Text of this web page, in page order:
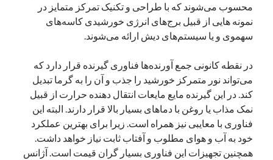
بایگانی‌ها
مارس 2026
فوریه 2026
دسامبر 2025
نوامبر 2025
آگوست 2025
جولای 2025
ژوئن 2025
می 2025
آوریل 2025
محسوب می‌شوند که با طراحی و تکنیک تمرکز متمایز در
نمونه هایی از قبیل برج‌های انرژی خورشیدی کاسه‌های
سهموی و یا سیستم‌های دیش ارائه می‌شوند.
در نقطه کانونی جمع آورنده‌ها فناوری گیرنده قرار دارد که
می‌تواند نور متمرکز خورشید را جذب و آن را به گرما تبدیل
کند. در این گیرنده مایع مایعات انتقال دهنده حرارت از قبیل
نمک مذاب یا روغن با دماهای بسیار بالا قرار دارند. البته این
فناوری با معایبی نیز همراه است. زیرا برای بهترین عملکرد
خود به آب و هوای مطلوب و آفتاب ثابت نیاز خواهد داشت.
همچنین تجهیزات این فناوری بسیار گران قیمت است. آژانس